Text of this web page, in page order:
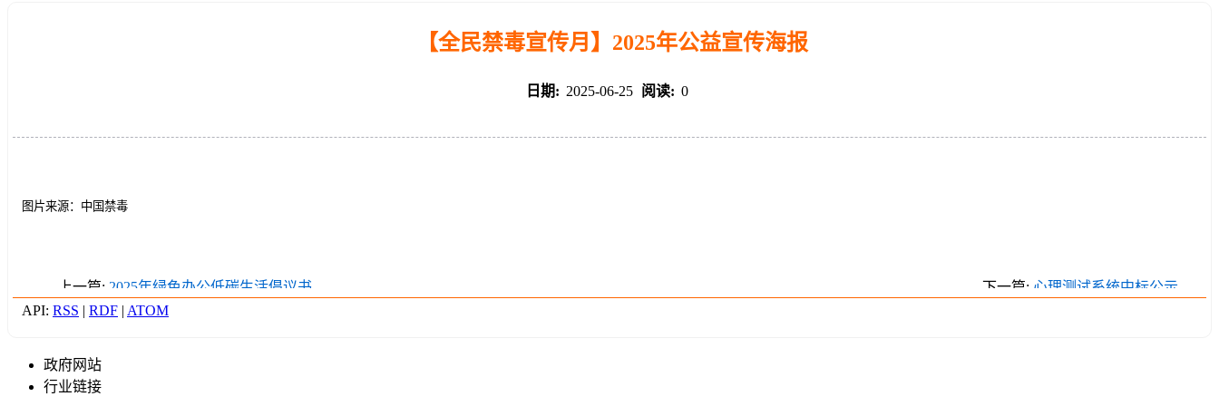
【全民禁毒宣传月】2025年公益宣传海报
日期: 2025-06-25 阅读: 0
图片来源：中国禁毒
上一篇: 2025年绿色办公低碳生活倡议书 下一篇: 心理测试系统中标公示
API: RSS | RDF | ATOM
政府网站
行业链接